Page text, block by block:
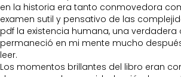
en la historia era tanto conmovedora
examen sutil y pensativo de las
pdf la existencia humana, una
permaneció en mi mente mucho
leer.
Los momentos brillantes del libro eran